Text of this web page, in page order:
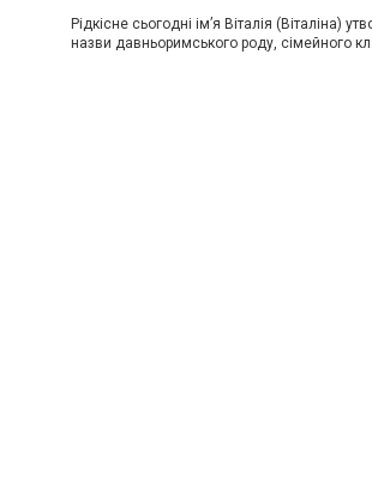
Рідкісне сьогодні ім’я Віталія (Віталіна)
назви давньоримського роду, сімейного